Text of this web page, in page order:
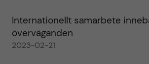
Internationellt samarbete
överväganden
2023-02-21